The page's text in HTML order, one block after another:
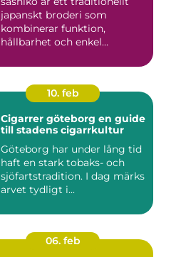
japanskt broderi som
kombinerar funktion,
hållbarhet och enkel
10. feb
Cigarrer göteborg en guide
till stadens cigarrkultur
Göteborg har under lång tid
haft en stark tobaks- och
sjöfartstradition. I dag märks
arvet tydligt i...
06. feb